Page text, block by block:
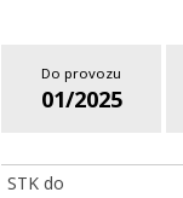
Do provozu
01/2025
STK do